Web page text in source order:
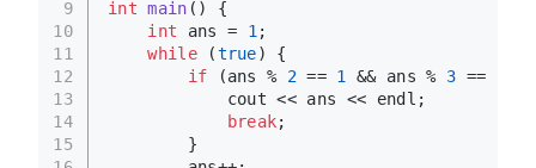
9
10
11
12
13
14
15
int main ()
{
int ans = 1 ;
while (true) {
if (ans % 2 == 1 && ans % 3 ==
            cout << ans << endl;
break;
        }